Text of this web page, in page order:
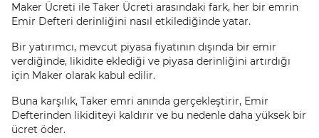
Maker Ücreti ile Taker Ücreti arasındaki fark, her bir emrin
Emir Defteri derinliğini nasıl etkilediğinde yatar.
Bir yatırımcı, mevcut piyasa fiyatının dışında bir emir
verdiğinde, likidite eklediği ve piyasa derinliğini artırdığı
için Maker olarak kabul edilir.
Buna karşılık, Taker emri anında gerçekleştirir, Emir
Defterinden likiditeyi kaldırır ve bu nedenle daha yüksek bir
ücret öder.